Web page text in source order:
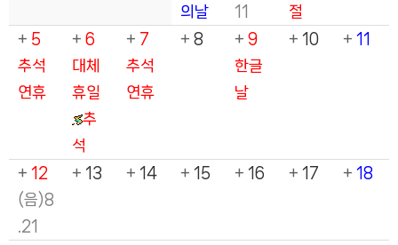
의날
11
절
+ 5
추석
연휴
+ 6
대체
휴일
추
석
+ 7
추석
연휴
+ 8 + 9
한글
날
+ 10 + 11
+ 12
(음)8
.21
+ 13 + 14 + 15 + 16 + 17 + 18